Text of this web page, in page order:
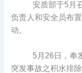
安质部于5月
负责人和安全员布
动。
5月26日，奉
突发事故之积水排